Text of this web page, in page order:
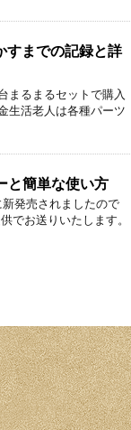
すまでの記録と詳
まるまるセットで購入
生活老人は各種パーツ
と簡単な使い方
発売されましたので
でお送りいたします。